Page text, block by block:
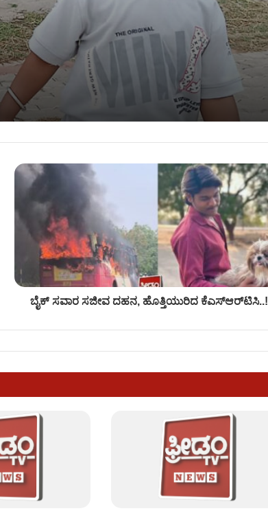
ಬಾಲಕ ದಾರುಣ ಸಾವು
ಕೊಂದು ತಾನೂ ಆತ್ಮಹತ್ಯೆ!
ಬೈಕ್ ಸವಾರ ಸಜೀವ ದಹನ, ಹೊತ್ತಿಯುರಿದ ಕೆಎಸ್‌ಆರ್‌ಟಿಸಿ..!